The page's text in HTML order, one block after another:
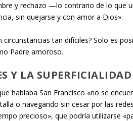
y rechazo —lo contrario de lo que
sin quejarse y con amor a Dios».
tan difíciles? Solo es
Padre amoroso.
Y LA SUPERFICIALIDAD
hablaba San Francisco «no se
o navegando sin cesar por las
precioso», que podría utilizarse